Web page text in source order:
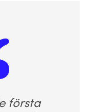
första